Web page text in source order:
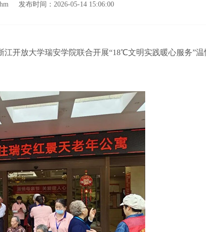
发布时间：2026-05-14 15:06:00
开放大学瑞安学院联合开展“18℃文明实践暖心服务”温